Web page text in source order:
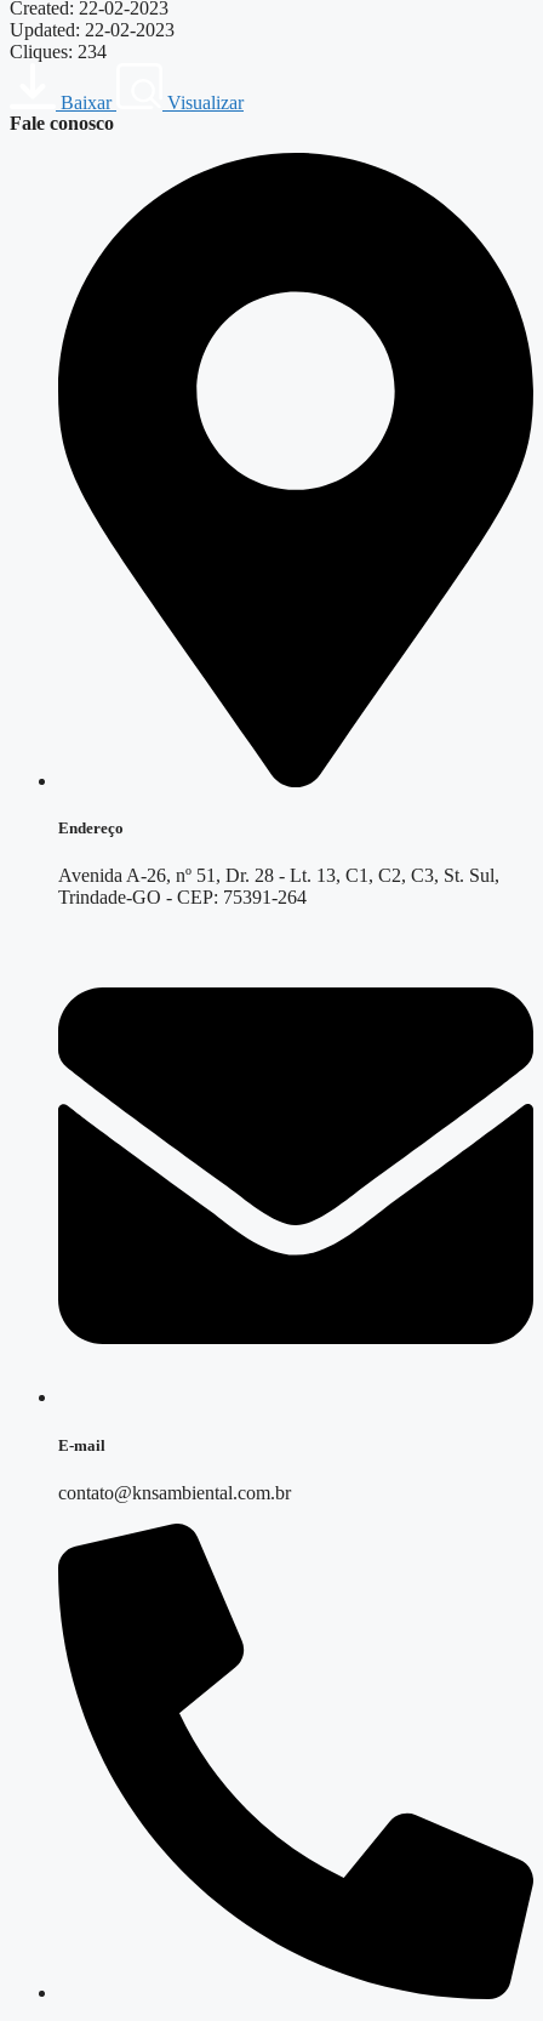
Created: 22-02-2023
Updated: 22-02-2023
Cliques: 234
Baixar
Visualizar
Fale conosco
Endereço
Avenida A-26, nº 51, Dr. 28 - Lt. 13, C1, C2, C3, St. Sul,
Trindade-GO - CEP: 75391-264
E-mail
contato@knsambiental.com.br